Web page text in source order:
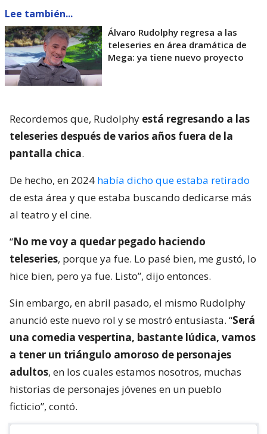
Lee también...
Álvaro Rudolphy regresa a las
teleseries en área dramática de
Mega: ya tiene nuevo proyecto
Recordemos que, Rudolphy está regresando a las
teleseries después de varios años fuera de la
pantalla chica.
De hecho, en 2024 había dicho que estaba retirado
de esta área y que estaba buscando dedicarse más
al teatro y el cine.
“No me voy a quedar pegado haciendo
teleseries, porque ya fue. Lo pasé bien, me gustó, lo
hice bien, pero ya fue. Listo”, dijo entonces.
Sin embargo, en abril pasado, el mismo Rudolphy
anunció este nuevo rol y se mostró entusiasta. “Será
una comedia vespertina, bastante lúdica, vamos
a tener un triángulo amoroso de personajes
adultos, en los cuales estamos nosotros, muchas
historias de personajes jóvenes en un pueblo
ficticio”, contó.